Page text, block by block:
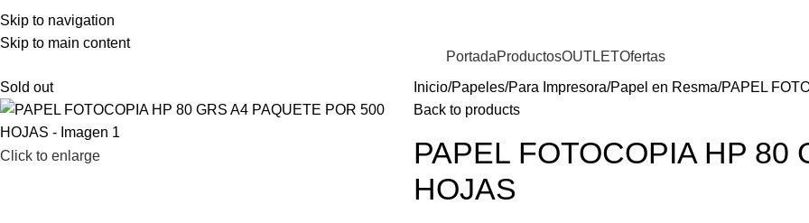
Skip to navigation
Skip to main content
AL 2200 1903 – 2203 67 61
PortadaProductosOUTLETOfertas
Sold out
Click to enlarge
Inicio Papeles Para Impresora Papel en Resma PAPEL
Back to products
PAPEL FOTOCOPIA HP 80
HOJAS